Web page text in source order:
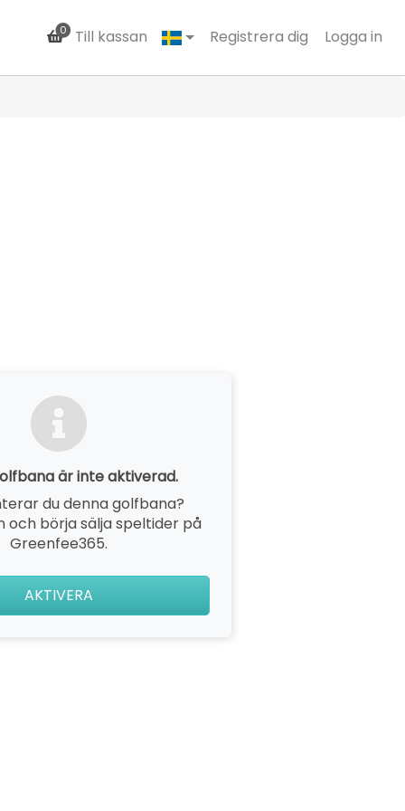
0 Till kassan Registrera dig Logga in
är inte aktiverad.
du denna golfbana?
och börja sälja speltider på
Greenfee365.
AKTIVERA